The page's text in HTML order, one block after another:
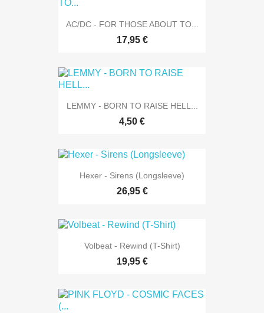
AC/DC - FOR THOSE ABOUT TO...
17,95 €
LEMMY - BORN TO RAISE HELL...
4,50 €
Hexer - Sirens (Longsleeve)
26,95 €
Volbeat - Rewind (T-Shirt)
19,95 €